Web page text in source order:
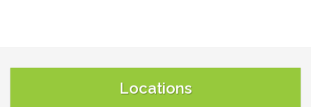
Locations